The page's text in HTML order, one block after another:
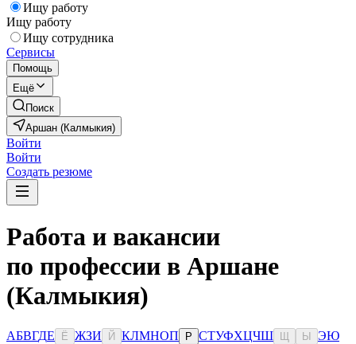
Ищу работу
Ищу работу
Ищу сотрудника
Сервисы
Помощь
Ещё
Поиск
Аршан (Калмыкия)
Войти
Войти
Создать резюме
Работа и вакансии
по профессии в Аршане
(Калмыкия)
АБВГДЕ Ё ЖЗИ Й КЛМНОП Р СТУФХЦЧШ Ы ЭЮ